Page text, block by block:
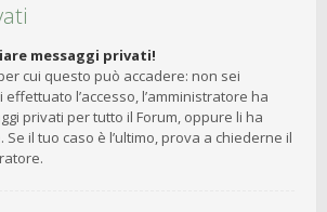
messaggi privati!
cui questo può accadere: non sei
l’accesso, l’amministratore ha
privati per tutto il Forum, oppure li ha
il tuo caso è l’ultimo, prova a chiederne il